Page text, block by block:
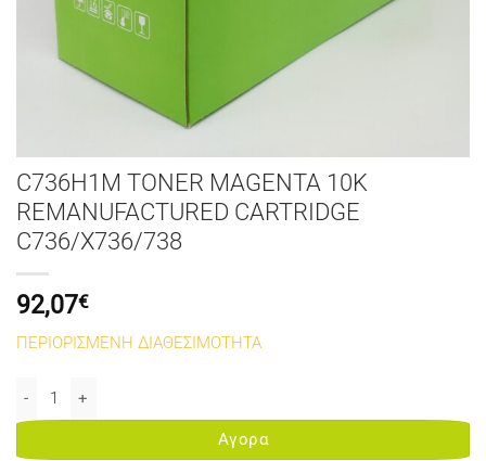
C736H1M TONER MAGENTA 10K
REMANUFACTURED CARTRIDGE
C736/X736/738
92,07€
ΠΕΡΙΟΡΙΣΜΕΝΗ ΔΙΑΘΕΣΙΜΟΤΗΤΑ
C736H1M TONER MAGENTA 10K REMANUFACTURED CARTRIDGE
Αγορα